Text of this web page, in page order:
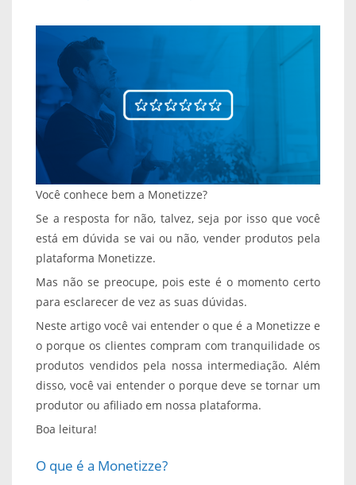
Você conhece bem a Monetizze?
Se a resposta for não, talvez, seja por isso que você
está em dúvida se vai ou não, vender produtos pela
plataforma Monetizze.
Mas não se preocupe, pois este é o momento certo
para esclarecer de vez as suas dúvidas.
Neste artigo você vai entender o que é a Monetizze e
o porque os clientes compram com tranquilidade os
produtos vendidos pela nossa intermediação. Além
disso, você vai entender o porque deve se tornar um
produtor ou afiliado em nossa plataforma.
Boa leitura!
O que é a Monetizze?